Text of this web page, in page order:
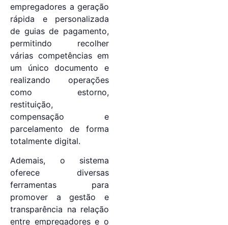
empregadores a geração
rápida e personalizada
de guias de pagamento,
permitindo recolher
várias competências em
um único documento e
realizando operações
como estorno,
restituição,
compensação e
parcelamento de forma
totalmente digital.
Ademais, o sistema
oferece diversas
ferramentas para
promover a gestão e
transparência na relação
entre empregadores e o